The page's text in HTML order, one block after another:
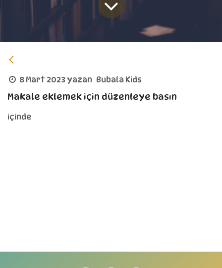
8 Mart 2023 yazan Bubala Kids
Makale eklemek için düzenleye basın
içinde